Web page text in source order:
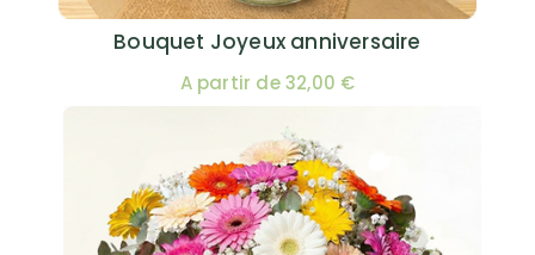
Bouquet Joyeux anniversaire
A partir de 32,00 €